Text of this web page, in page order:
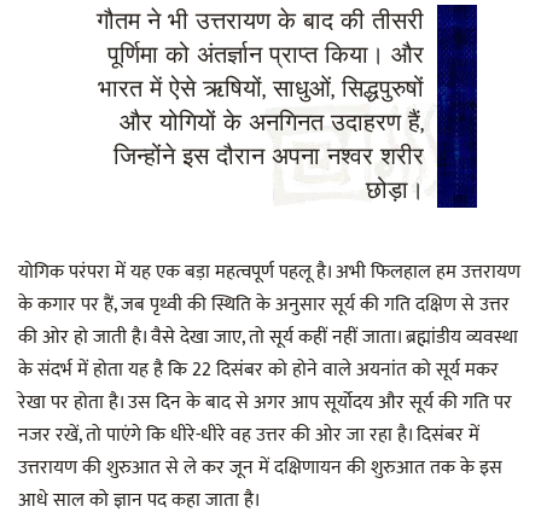
गौतम ने भी उत्तरायण के बाद की तीसरी
पूर्णिमा को अंतर्ज्ञान प्राप्त किया। और
भारत में ऐसे ऋषियों, साधुओं, सिद्धपुरुषों
और योगियों के अनगिनत उदाहरण हैं,
जिन्होंने इस दौरान अपना नश्वर शरीर
छोड़ा।
योगिक परंपरा में यह एक बड़ा महत्वपूर्ण पहलू है। अभी फिलहाल हम उत्तरायण
के कगार पर हैं, जब पृथ्वी की स्थिति के अनुसार सूर्य की गति दक्षिण से उत्तर
की ओर हो जाती है। वैसे देखा जाए, तो सूर्य कहीं नहीं जाता। ब्रह्मांडीय व्यवस्था
के संदर्भ में होता यह है कि 22 दिसंबर को होने वाले अयनांत को सूर्य मकर
रेखा पर होता है। उस दिन के बाद से अगर आप सूर्योदय और सूर्य की गति पर
नजर रखें, तो पाएंगे कि धीरे-धीरे वह उत्तर की ओर जा रहा है। दिसंबर में
उत्तरायण की शुरुआत से ले कर जून में दक्षिणायन की शुरुआत तक के इस
आधे साल को ज्ञान पद कहा जाता है।